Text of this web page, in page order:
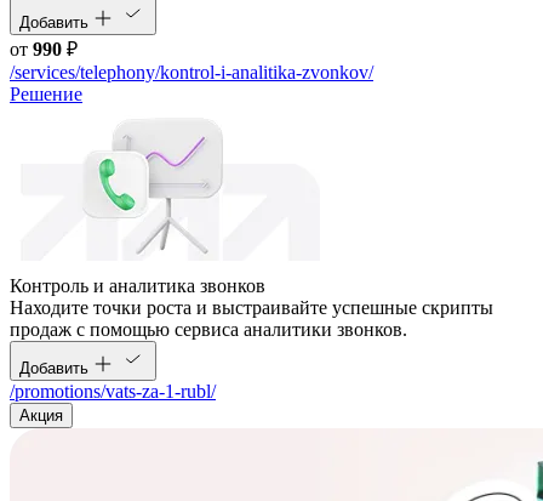
Добавить
от 990 ₽
/services/telephony/kontrol-i-analitika-zvonkov/
Решение
Контроль и аналитика звонков
Находите точки роста и выстраивайте успешные скрипты
продаж с помощью сервиса аналитики звонков.
Добавить
/promotions/vats-za-1-rubl/
Акция